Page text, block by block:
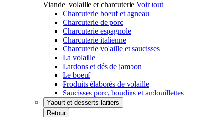
Viande, volaille et charcuterie Voir tout
Charcuterie boeuf et agneau
Charcuterie de porc
Charcuterie espagnole
Charcuterie italienne
Charcuterie volaille et saucisses
La volaille
Lardons et dés de jambon
Le boeuf
Produits élaborés de volaille
Saucisses porc, boudins et andouillettes
Yaourt et desserts laitiers
Retour